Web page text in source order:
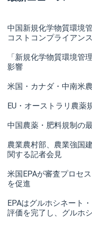
中国新規化学物質環境
コストコンプライアン
「新規化学物質環境管
影響
米国・カナダ・中南米
EU・オーストラリ農薬
中国農薬・肥料規制の
農業農村部、農業強国
関する記者会見
米国EPAが審査プロセ
を促進
EPAはグルホシネート
評価を完了し、グルホ